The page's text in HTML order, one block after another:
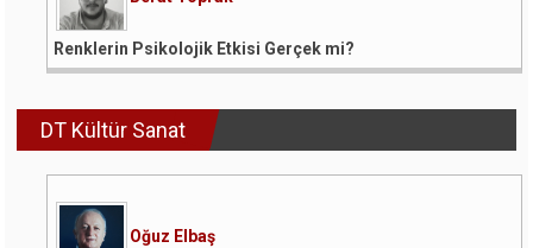
Renklerin Psikolojik Etkisi Gerçek mi?
DT Kültür Sanat
Oğuz Elbaş